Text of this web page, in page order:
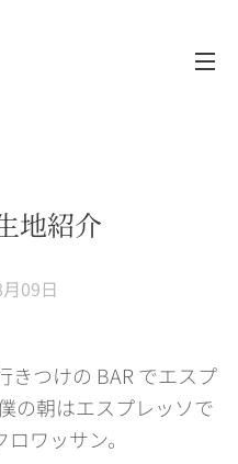
地紹介
09日
きつけの BAR でエスプ
の朝はエスプレッソで
ワッサン。